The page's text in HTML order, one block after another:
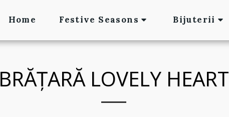
Home Festive Seasons Bijuterii
BRĂȚARĂ LOVELY HEART